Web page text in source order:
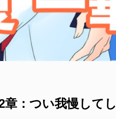
：つい我慢してし